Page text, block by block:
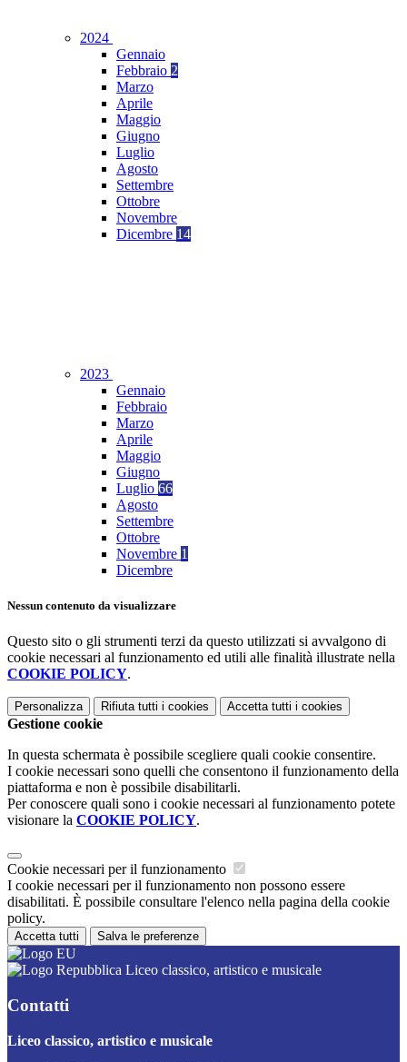
2024
Gennaio
Febbraio 2
Marzo
Aprile
Maggio
Giugno
Luglio
Agosto
Settembre
Ottobre
Novembre
Dicembre 14
2023
Gennaio
Febbraio
Marzo
Aprile
Maggio
Giugno
Luglio 66
Agosto
Settembre
Ottobre
Novembre 1
Dicembre
Nessun contenuto da visualizzare
Questo sito o gli strumenti terzi da questo utilizzati si avvalgono di
cookie necessari al funzionamento ed utili alle finalità illustrate nella
COOKIE POLICY.
Personalizza Rifiuta tutti i cookies Accetta tutti i cookies
Gestione cookie
In questa schermata è possibile scegliere quali cookie consentire.
I cookie necessari sono quelli che consentono il funzionamento della
piattaforma e non è possibile disabilitarli.
Per conoscere quali sono i cookie necessari al funzionamento potete
visionare la COOKIE POLICY.
Cookie necessari per il funzionamento
I cookie necessari per il funzionamento non possono essere
disabilitati. È possibile consultare l'elenco nella pagina della cookie
policy.
Accetta tutti Salva le preferenze
Liceo classico, artistico e musicale
Contatti
Liceo classico, artistico e musicale